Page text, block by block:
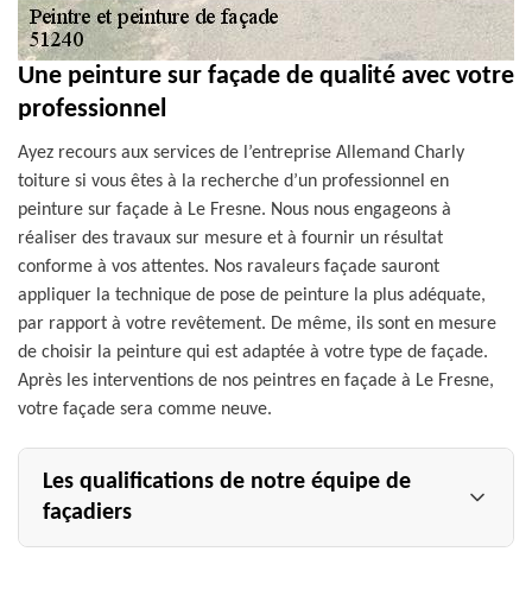
Une peinture sur façade de qualité avec votre
professionnel
Ayez recours aux services de l’entreprise Allemand Charly
toiture si vous êtes à la recherche d’un professionnel en
peinture sur façade à Le Fresne. Nous nous engageons à
réaliser des travaux sur mesure et à fournir un résultat
conforme à vos attentes. Nos ravaleurs façade sauront
appliquer la technique de pose de peinture la plus adéquate,
par rapport à votre revêtement. De même, ils sont en mesure
de choisir la peinture qui est adaptée à votre type de façade.
Après les interventions de nos peintres en façade à Le Fresne,
votre façade sera comme neuve.
Les qualifications de notre équipe de
façadiers